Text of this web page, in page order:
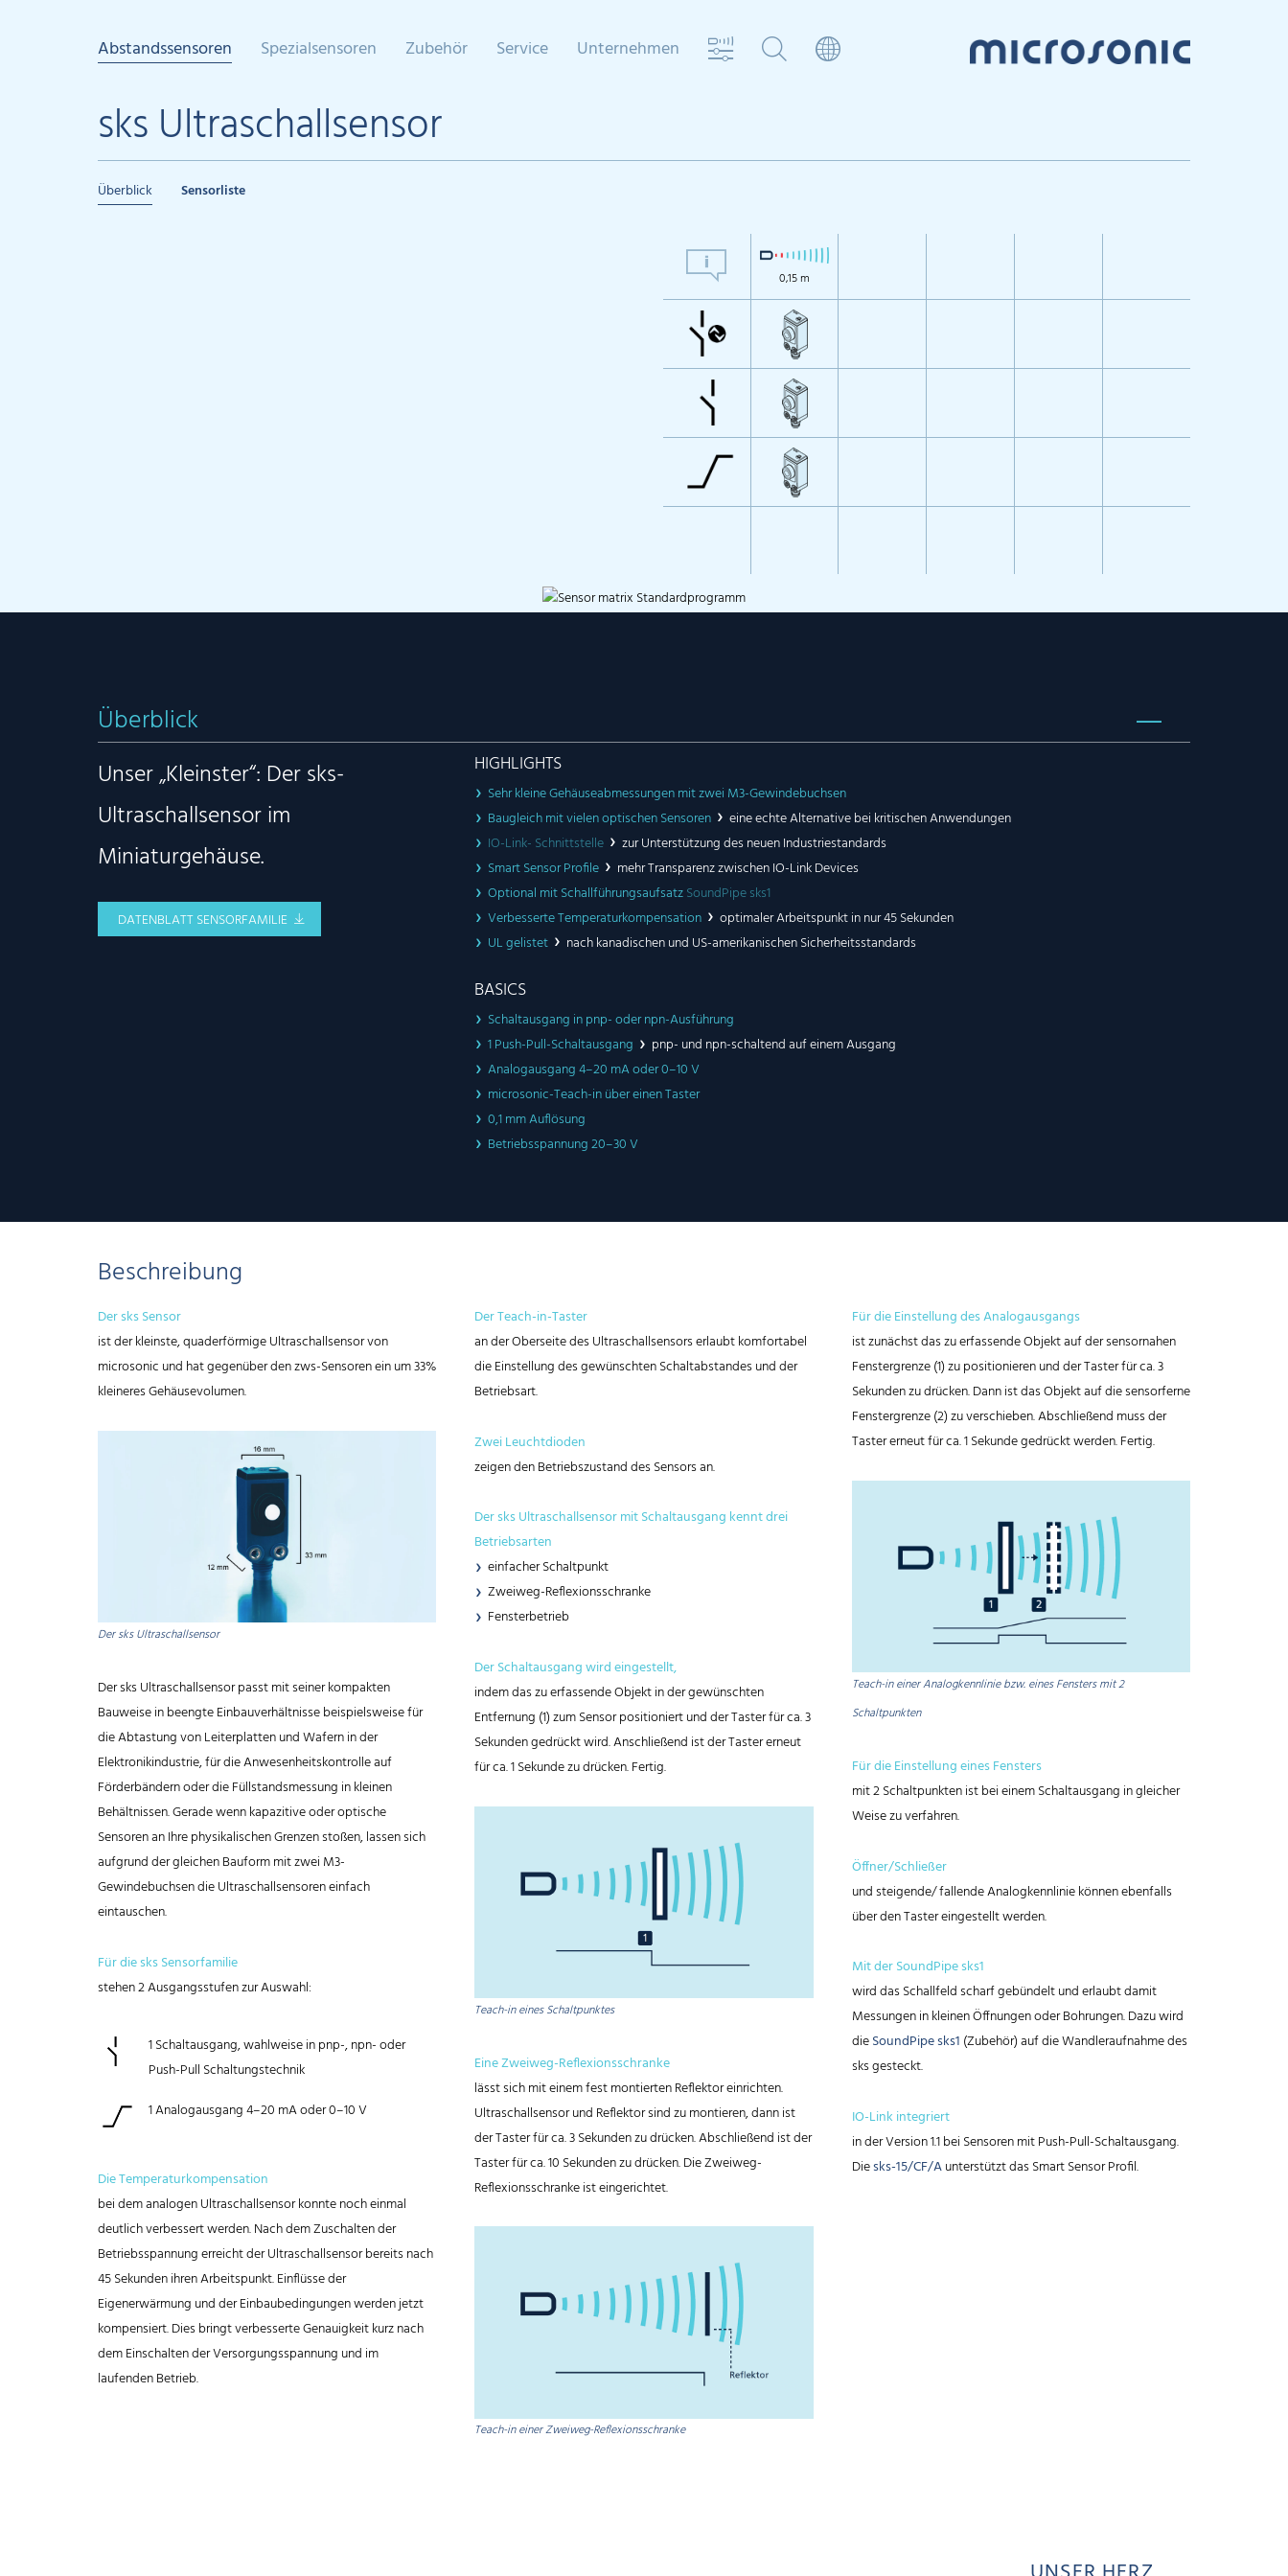
Abstandssensoren Spezialsensoren Zubehör Service Unternehmen
sks Ultraschallsensor
Überblick Sensorliste
0,15 m
Überblick
Unser „Kleinster“: Der sks-
Ultraschallsensor im
Miniaturgehäuse.
DATENBLATT SENSORFAMILIE
HIGHLIGHTS
Sehr kleine Gehäuseabmessungen mit zwei M3-Gewindebuchsen
Baugleich mit vielen optischen Sensoren
eine echte Alternative bei kritischen Anwendungen
IO-Link- Schnittstelle
zur Unterstützung des neuen Industriestandards
Smart Sensor Profile
mehr Transparenz zwischen IO-Link Devices
Optional mit SchallführungsaufsatzSoundPipe sks1
Verbesserte Temperaturkompensation
optimaler Arbeitspunkt in nur 45 Sekunden
UL gelistet
nach kanadischen und US-amerikanischen Sicherheitsstandards
BASICS
Schaltausgang in pnp- oder npn-Ausführung
1 Push-Pull-Schaltausgang
pnp- und npn-schaltend auf einem Ausgang
Analogausgang 4–20 mA oder 0–10 V
microsonic-Teach-in über einen Taster
0,1 mm Auflösung
Betriebsspannung 20–30 V
Beschreibung
Der sks Sensor
ist der kleinste, quaderförmige Ultraschallsensor von
microsonic und hat gegenüber den zws-Sensoren ein um 33%
kleineres Gehäusevolumen.
Der sks Ultraschallsensor
Der sks Ultraschallsensor passt mit seiner kompakten
Bauweise in beengte Einbauverhältnisse beispielsweise für
die Abtastung von Leiterplatten und Wafern in der
Elektronikindustrie, für die Anwesenheitskontrolle auf
Förderbändern oder die Füllstandsmessung in kleinen
Behältnissen. Gerade wenn kapazitive oder optische
Sensoren an Ihre physikalischen Grenzen stoßen, lassen sich
aufgrund der gleichen Bauform mit zwei M3-
Gewindebuchsen die Ultraschallsensoren einfach
eintauschen.
Für die sks Sensorfamilie
stehen 2 Ausgangsstufen zur Auswahl:
1 Schaltausgang, wahlweise in pnp-, npn- oder
Push-Pull Schaltungstechnik
1 Analogausgang 4–20 mA oder 0–10 V
Die Temperaturkompensation
bei dem analogen Ultraschallsensor konnte noch einmal
deutlich verbessert werden. Nach dem Zuschalten der
Betriebsspannung erreicht der Ultraschallsensor bereits nach
45 Sekunden ihren Arbeitspunkt. Einflüsse der
Eigenerwärmung und der Einbaubedingungen werden jetzt
kompensiert. Dies bringt verbesserte Genauigkeit kurz nach
dem Einschalten der Versorgungsspannung und im
laufenden Betrieb.
Der Teach-in-Taster
an der Oberseite des Ultraschallsensors erlaubt komfortabel
die Einstellung des gewünschten Schaltabstandes und der
Betriebsart.
Zwei Leuchtdioden
zeigen den Betriebszustand des Sensors an.
Der sks Ultraschallsensor mit Schaltausgang kennt drei
Betriebsarten
einfacher Schaltpunkt
Zweiweg-Reflexionsschranke
Fensterbetrieb
Der Schaltausgang wird eingestellt,
indem das zu erfassende Objekt in der gewünschten
Entfernung (1) zum Sensor positioniert und der Taster für ca. 3
Sekunden gedrückt wird. Anschließend ist der Taster erneut
für ca. 1 Sekunde zu drücken. Fertig.
Teach-in eines Schaltpunktes
Eine Zweiweg-Reflexionsschranke
lässt sich mit einem fest montierten Reflektor einrichten.
Ultraschallsensor und Reflektor sind zu montieren, dann ist
der Taster für ca. 3 Sekunden zu drücken. Abschließend ist der
Taster für ca. 10 Sekunden zu drücken. Die Zweiweg-
Reflexionsschranke ist eingerichtet.
Teach-in einer Zweiweg-Reflexionsschranke
Für die Einstellung des Analogausgangs
ist zunächst das zu erfassende Objekt auf der sensornahen
Fenstergrenze (1) zu positionieren und der Taster für ca. 3
Sekunden zu drücken. Dann ist das Objekt auf die sensorferne
Fenstergrenze (2) zu verschieben. Abschließend muss der
Taster erneut für ca. 1 Sekunde gedrückt werden. Fertig.
Teach-in einer Analogkennlinie bzw. eines Fensters mit 2
Schaltpunkten
Für die Einstellung eines Fensters
mit 2 Schaltpunkten ist bei einem Schaltausgang in gleicher
Weise zu verfahren.
Öffner/Schließer
und steigende/ fallende Analogkennlinie können ebenfalls
über den Taster eingestellt werden.
Mit der SoundPipe sks1
wird das Schallfeld scharf gebündelt und erlaubt damit
Messungen in kleinen Öffnungen oder Bohrungen. Dazu wird
dieSoundPipe sks1 (Zubehör) auf die Wandleraufnahme des
sks gesteckt.
IO-Link integriert
in der Version 1.1 bei Sensoren mit Push-Pull-Schaltausgang.
Diesks-15/CF/Aunterstützt das Smart Sensor Profil.